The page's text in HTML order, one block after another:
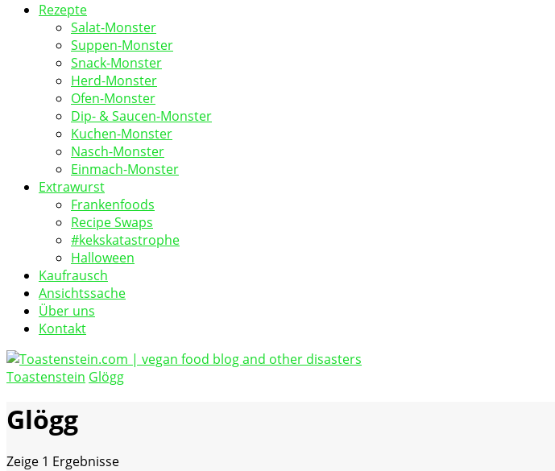
Rezepte
Salat-Monster
Suppen-Monster
Snack-Monster
Herd-Monster
Ofen-Monster
Dip- & Saucen-Monster
Kuchen-Monster
Nasch-Monster
Einmach-Monster
Extrawurst
Frankenfoods
Recipe Swaps
#kekskatastrophe
Halloween
Kaufrausch
Ansichtssache
Über uns
Kontakt
Toastenstein.com
Toastenstein Glögg
Glögg
Zeige 1 Ergebnisse